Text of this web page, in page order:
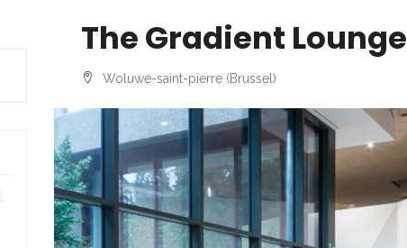
The Gradient Lounge
Woluwe-saint-pierre (Brussel)